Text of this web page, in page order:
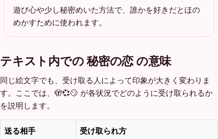
遊び心や少し秘密めいた方法で、誰かを好きだとほの
めかすために使われます。
テキスト内での 秘密の恋 の意味
同じ絵文字でも、受け取る人によって印象が大きく変わりま
す。ここでは、🫣💞😏 が各状況でどのように受け取られるか
を説明します。
送る相手 受け取られ方